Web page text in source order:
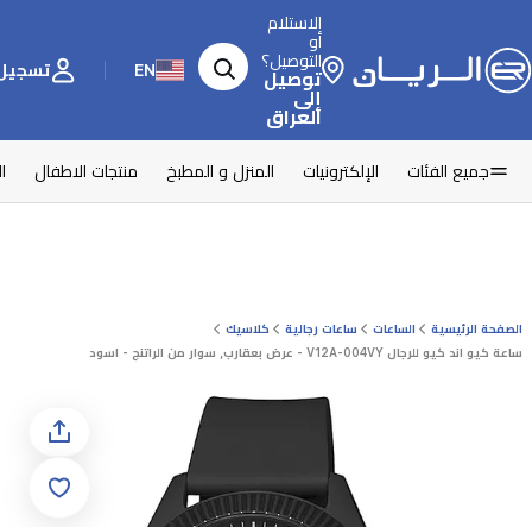
الاستلام
أو
التوصيل؟
توصيل
إلى
العراق
EN تسجيل
جميع الفئات الإلكترونيات المنزل و المطبخ منتجات الاطفال
الصفحة الرئيسية الساعات ساعات رجالية
كلاسيك
ساعة كيو اند كيو للرجال V12A-004VY - عرض بعقارب, سوار من الراتنج - اسود